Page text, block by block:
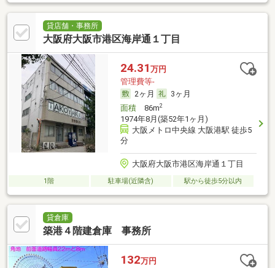
貸店舗・事務所
大阪府大阪市港区海岸通１丁目
24.31 万円
管理費等-
2ヶ月
3ヶ月
面積86m2
1974年8月(築52年1ヶ月)
大阪メトロ中央線 大阪港駅 徒歩5
分
大阪府大阪市港区海岸通１丁目
1階 駐車場(近隣含) 駅から徒歩5分以内
貸倉庫
築港４階建倉庫 事務所
132万円